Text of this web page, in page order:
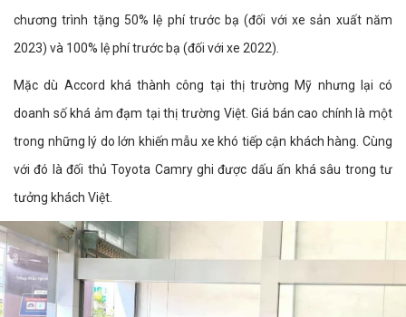
chương trình tặng 50% lệ phí trước bạ (đối với xe sản xuất năm
2023) và 100% lệ phí trước bạ (đối với xe 2022).
Mặc dù Accord khá thành công tại thị trường Mỹ nhưng lại có
doanh số khá ảm đạm tại thị trường Việt. Giá bán cao chính là một
trong những lý do lớn khiến mẫu xe khó tiếp cận khách hàng. Cùng
với đó là đối thủ Toyota Camry ghi được dấu ấn khá sâu trong tư
tưởng khách Việt.